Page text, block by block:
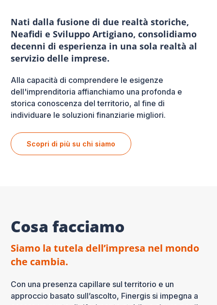
Nati dalla fusione di due realtà storiche,
Neafidi e Sviluppo Artigiano, consolidiamo
decenni di esperienza in una sola realtà al
servizio delle imprese.
Alla capacità di comprendere le esigenze
dell'imprenditoria affianchiamo una profonda e
storica conoscenza del territorio, al fine di
individuare le soluzioni finanziarie migliori.
Scopri di più su chi siamo
Cosa facciamo
Siamo la tutela dell’impresa nel mondo
che cambia.
Con una presenza capillare sul territorio e un
approccio basato sull’ascolto, Finergis si impegna a